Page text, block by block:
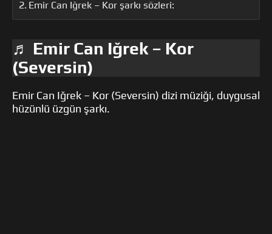
Emir Can Iğrek – Kor şarkı sözleri:
♬ Emir Can Iğrek – Kor
(Seversin)
Emir Can Iğrek – Kor (Seversin) dizi müziği, duygusal
hüzünlü üzgün şarkı.